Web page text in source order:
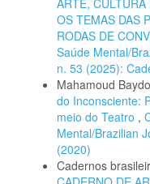
ARTE,
OS TEMAS DAS
RODAS DE
Saúde Mental/
n. 53 (2025):
Mahamoud
do Inconsciente:
meio do Teatro ,
Mental/Brazilian
(2020)
Cadernos